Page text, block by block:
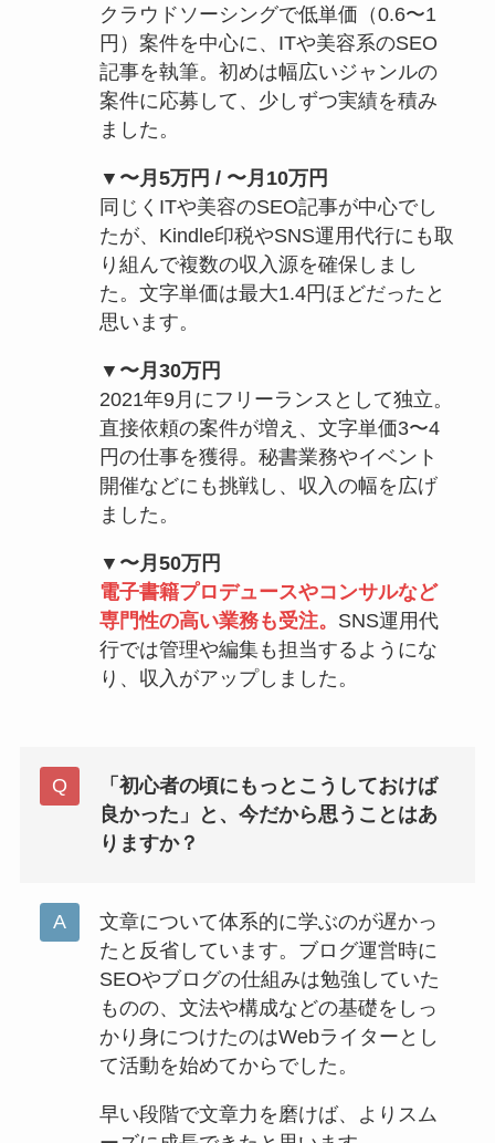
クラウドソーシングで低単価（0.6〜1
円）案件を中心に、ITや美容系のSEO
記事を執筆。初めは幅広いジャンルの
案件に応募して、少しずつ実績を積み
ました。
▼〜月5万円 / 〜月10万円
同じくITや美容のSEO記事が中心でし
たが、Kindle印税やSNS運用代行にも取
り組んで複数の収入源を確保しまし
た。文字単価は最大1.4円ほどだったと
思います。
▼〜月30万円
2021年9月にフリーランスとして独立。
直接依頼の案件が増え、文字単価3〜4
円の仕事を獲得。秘書業務やイベント
開催などにも挑戦し、収入の幅を広げ
ました。
▼〜月50万円
電子書籍プロデュースやコンサルなど
専門性の高い業務も受注。 SNS運用代
行では管理や編集も担当するようにな
り、収入がアップしました。
「初心者の頃にもっとこうしておけば
良かった」と、今だから思うことはあ
りますか？
文章について体系的に学ぶのが遅かっ
たと反省しています。ブログ運営時に
SEOやブログの仕組みは勉強していた
ものの、文法や構成などの基礎をしっ
かり身につけたのはWebライターとし
て活動を始めてからでした。
早い段階で文章力を磨けば、よりスム